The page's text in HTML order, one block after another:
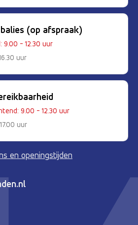
(op afspraak)
9.00 - 12.30 uur
uur
9.00 - 12.30 uur
uur
en openingstijden